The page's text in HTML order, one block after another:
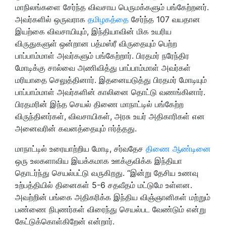
மாநிலங்களை சேர்ந்த விவசாய பெருமக்களும் பங்கேற்றனர்.
அவர்களில் ஒருவராக தமிழகத்தை சேர்ந்த 107 வயதான
இயற்கை விவசாயியும், இந்தியாவின் மிக உயரிய
விருதுகளுள் ஒன்றான பத்மஸ்ரீ விருதையும் பெற்ற
பாப்பாம்மாள் அவர்களும் பங்கேற்றார். பிரதமர் நரேந்திர
மோடிக்கு சால்வை அணிவித்து பாப்பாம்மாள் அவர்கள்
மரியாதை செலுத்தினார். இதனையடுத்து பிரதமர் மோடியும்
பாப்பாம்மாள் அவர்களின் காலினை தொட்டு வணங்கினார்.
பிரதமரின் இந்த செயல் திணை மாநாட்டில் பங்கேற்ற
விருந்தினர்கள், விவசாயிகள், அரசு உயர் அதிகாரிகள் என
அனைவரின் கவனத்தையும் ஈர்த்தது.
மாநாட்டில் உரையாற்றிய மோடி, சர்வதேச திணை ஆண்டினை
ஒரு உலகளாவிய இயக்கமாக ஊக்குவிக்க இந்தியா
தொடர்ந்து செயல்பட்டு வருகிறது. “இன்று தேசிய உணவு
உற்பத்தியில் தினைகள் 5-6 சதவீதம் மட்டுமே உள்ளன.
அவற்றின் பங்கை அதிகரிக்க இந்திய விஞ்ஞானிகள் மற்றும்
பண்ணை நிபுணர்கள் விரைந்து செயல்பட வேண்டும் என்று
கேட்டுக்கொள்கிறேன் என்றார்.